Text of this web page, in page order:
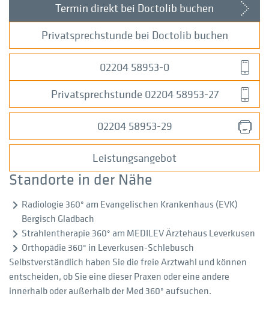
Termin direkt bei Doctolib buchen
Privatsprechstunde bei Doctolib buchen
02204 58953-0
Privatsprechstunde 02204 58953-27
02204 58953-29
Leistungsangebot
Standorte in der Nähe
Radiologie 360° am Evangelischen Krankenhaus (EVK)
Bergisch Gladbach
Strahlentherapie 360° am MEDILEV Ärztehaus Leverkusen
Orthopädie 360° in Leverkusen-Schlebusch
Selbstverständlich haben Sie die freie Arztwahl und können
entscheiden, ob Sie eine dieser Praxen oder eine andere
innerhalb oder außerhalb der Med 360° aufsuchen.